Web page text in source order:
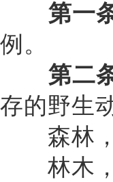
第一
例。
第二
存的野生
森林，
林木，